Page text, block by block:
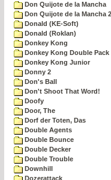
Don Quijote de la Mancha
Don Quijote de la Mancha 2
Donald (KE-Soft)
Donald (Roklan)
Donkey Kong
Donkey Kong Double Pack
Donkey Kong Junior
Donny 2
Don's Ball
Don't Shoot That Word!
Doofy
Door, The
Dorf der Toten, Das
Double Agents
Double Bounce
Double Decker
Double Trouble
Downhill
Dozerattack